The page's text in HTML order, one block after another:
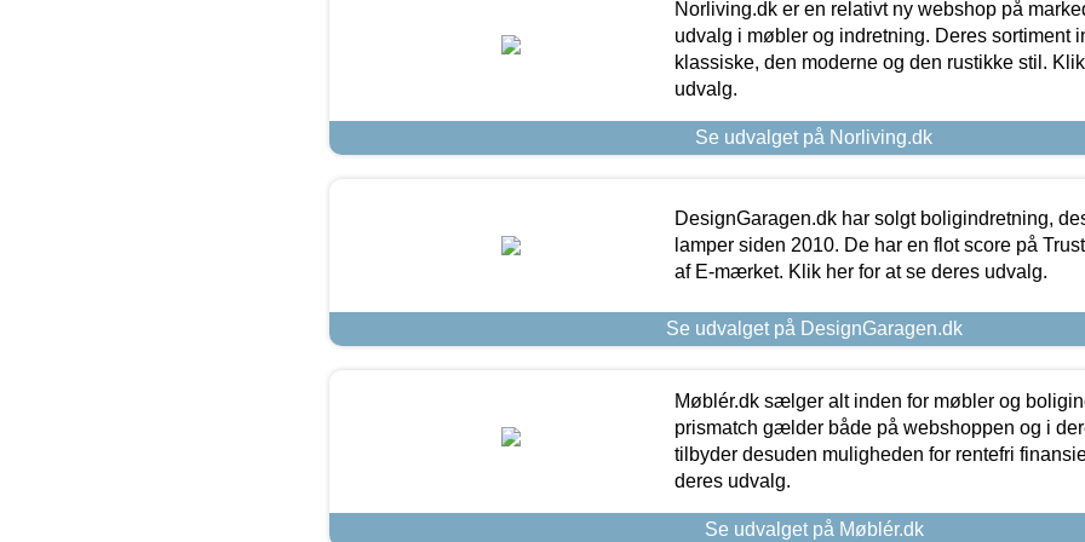
Norliving.dk er en relativt ny webshop på
udvalg i møbler og indretning. Deres sortiment
klassiske, den moderne og den rustikke stil.
udvalg.
Se udvalget på Norliving.dk
DesignGaragen.dk har solgt boligindretning,
lamper siden 2010. De har en flot score på
af E-mærket. Klik her for at se deres udvalg.
Se udvalget på DesignGaragen.dk
Møblér.dk sælger alt inden for møbler og
prismatch gælder både på webshoppen og i
tilbyder desuden muligheden for rentefri
deres udvalg.
Se udvalget på Møblér.dk